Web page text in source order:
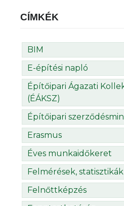
CÍMKÉK
BIM
E-építési napló
Építőipari Ágazati
(ÉÁKSZ)
Építőipari
Erasmus
Éves munkaidőkeret
Felmérések, statisztikák
Felnőttképzés